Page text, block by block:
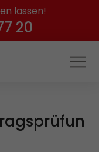
lassen!
20